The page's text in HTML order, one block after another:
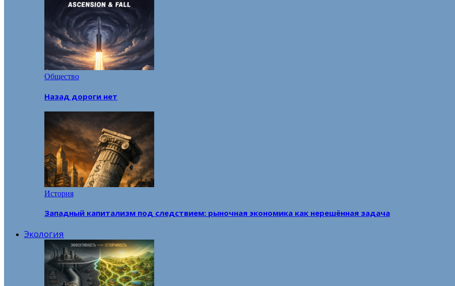
Общество
Назад дороги нет
История
Западный капитализм под следствием: рыночная экономика как нерешённая задача
Экология